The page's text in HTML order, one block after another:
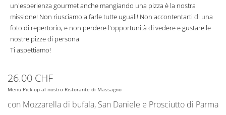
un'esperienza gourmet anche mangiando una pizza è la nostra
missione! Non riusciamo a farle tutte uguali! Non accontentarti di una
foto di repertorio, e non perdere l'opportunità di vedere e gustare le
nostre pizze di persona.
Ti aspettiamo!
26.00 CHF
Menu Pick-up al nostro Ristorante di Massagno
con Mozzarella di bufala, San Daniele e Prosciutto di Parma